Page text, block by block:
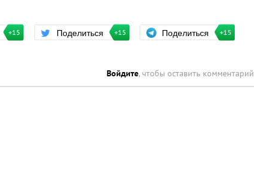
+15 Поделиться +15 Поделиться +15
Войдите, чтобы оставить комментарий